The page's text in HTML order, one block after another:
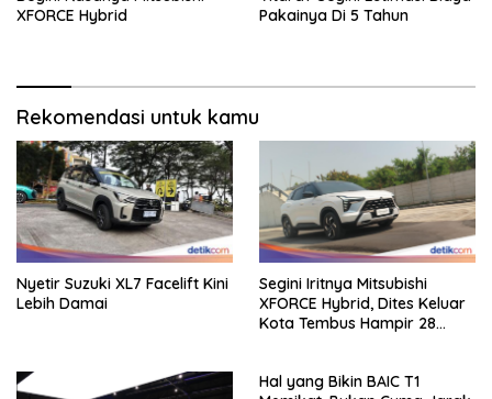
XFORCE Hybrid
Pakainya Di 5 Tahun
Rekomendasi untuk kamu
Nyetir Suzuki XL7 Facelift Kini
Lebih Damai
Segini Iritnya Mitsubishi
XFORCE Hybrid, Dites Keluar
Kota Tembus Hampir 28
Hal yang Bikin BAIC T1